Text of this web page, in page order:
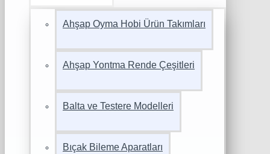
Ahşap Oyma Hobi Ürün Takımları
Ahşap Yontma Rende Çeşitleri
Balta ve Testere Modelleri
Bıçak Bileme Aparatları